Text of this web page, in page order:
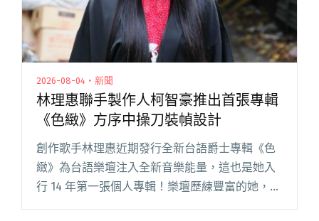
2026-08-04・新聞
林理惠聯手製作人柯智豪推出首張專輯
《色緻》方序中操刀裝幀設計
創作歌手林理惠近期發行全新台語爵士專輯《色
緻》為台語樂壇注入全新音樂能量，這也是她入
行 14 年第一張個人專輯！樂壇歷練豐富的她，早
期為南拳媽媽寫下〈橘子汽水〉、〈夜鐘〉等經